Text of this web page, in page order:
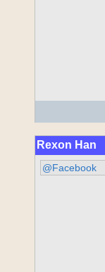
Rexon Han
@Facebook